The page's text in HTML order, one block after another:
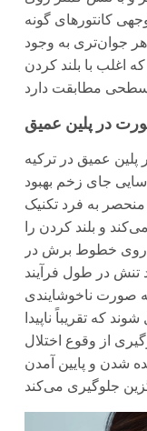
کانتورهای گونه
جوان‌تری به وجود
اغلب با بلند کردن
در پلین عمیق
عمیق در ترکیه
جای زخم بهبود
منحصر به فرد تکنیک
و بلند کردن را
روی خطوط برش در
در طول فرآیند
صورت ناخوشایندی
که تقریباً ناپیدا
از وقوع اختلال
شدن و پایین آمدن